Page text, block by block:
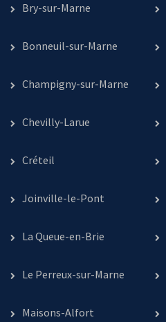
Bry-sur-Marne
Bonneuil-sur-Marne
Champigny-sur-Marne
Chevilly-Larue
Créteil
Joinville-le-Pont
La Queue-en-Brie
Le Perreux-sur-Marne
Maisons-Alfort